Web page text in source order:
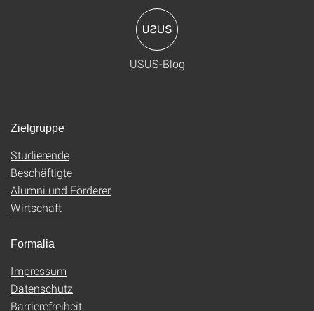
USUS-Blog
Zielgruppe
Studierende
Beschäftigte
Alumni und Förderer
Wirtschaft
Formalia
Impressum
Datenschutz
Barrierefreiheit